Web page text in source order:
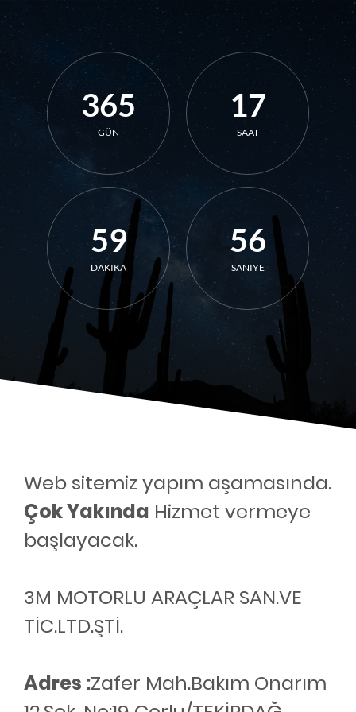
365
GÜN
17
SAAT
59
DAKIKA
56
SANIYE
Web sitemiz yapım aşamasında.
Çok Yakında Hizmet vermeye
başlayacak.
3M MOTORLU ARAÇLAR SAN.VE
TİC.LTD.ŞTİ.
Adres :Zafer Mah.Bakım Onarım